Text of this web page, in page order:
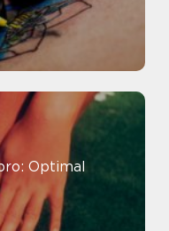
Optimal